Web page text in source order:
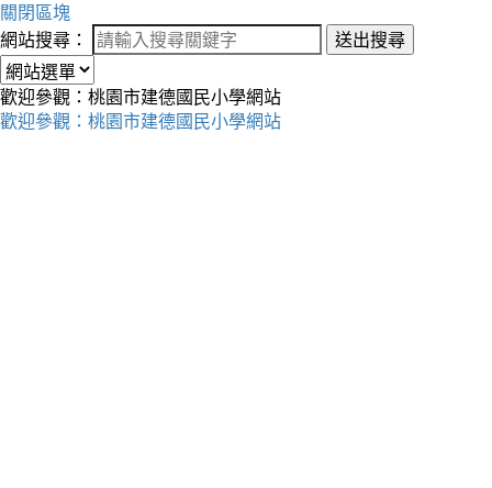
關閉區塊
網站搜尋：
送出搜尋
歡迎參觀：桃園市建德國民小學網站
歡迎參觀：桃園市建德國民小學網站